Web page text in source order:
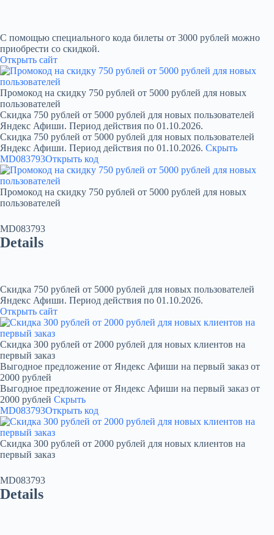
С помощью специального кода билеты от 3000 рублей можно
приобрести со скидкой.
Открыть сайт
Промокод на скидку 750 рублей от 5000 рублей для новых
пользователей
Скидка 750 рублей от 5000 рублей для новых пользователей
Яндекс Афиши. Период действия по 01.10.2026.
Скидка 750 рублей от 5000 рублей для новых пользователей
Яндекс Афиши. Период действия по 01.10.2026. Скрыть
MD083793Открыть код
Промокод на скидку 750 рублей от 5000 рублей для новых
пользователей
MD083793
Details
Скидка 750 рублей от 5000 рублей для новых пользователей
Яндекс Афиши. Период действия по 01.10.2026.
Открыть сайт
Скидка 300 рублей от 2000 рублей для новых клиентов на
первый заказ
Выгодное предложение от Яндекс Афиши на первый заказ от
2000 рублей
Выгодное предложение от Яндекс Афиши на первый заказ от
2000 рублей Скрыть
MD083793Открыть код
Скидка 300 рублей от 2000 рублей для новых клиентов на
первый заказ
MD083793
Details